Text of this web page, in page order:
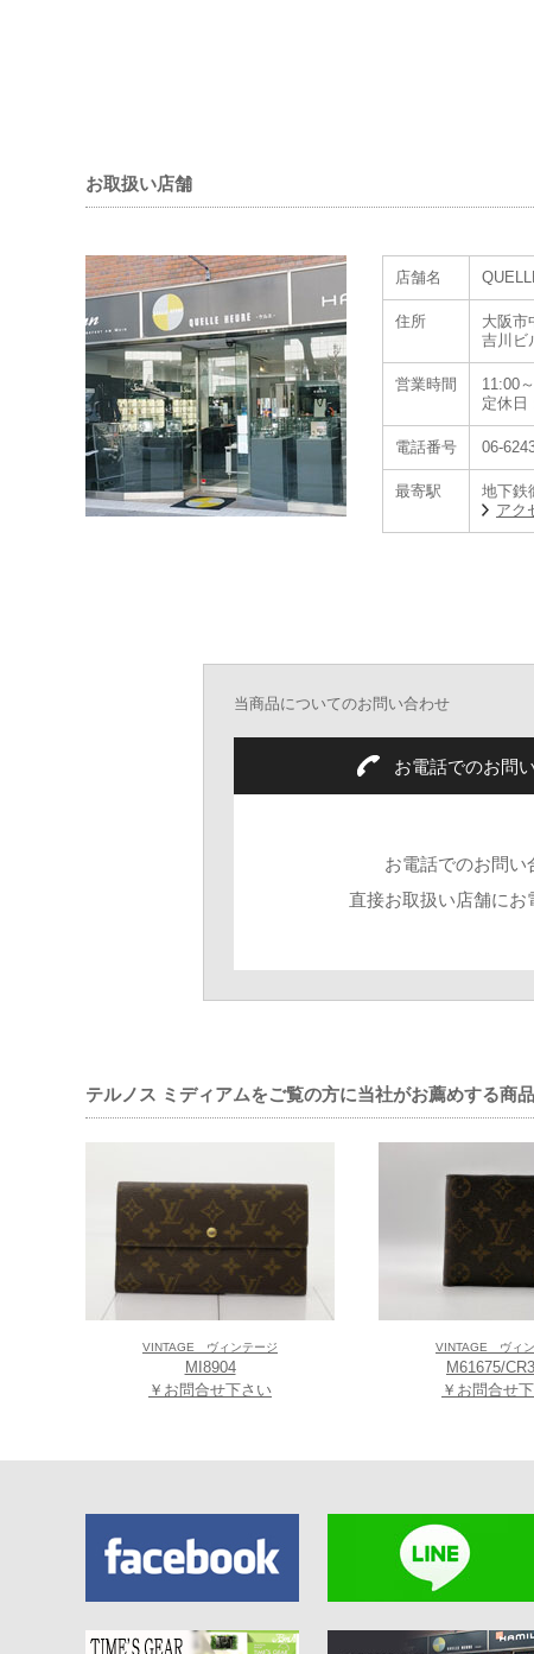
株式会社光陽が運
在庫・販売価格は
【取扱い店舗】
「Koyo (コーヨー
お問合せ： 06-
≪History≫
ダボサ社の歴史
お取扱い店舗
店舗名
住所
大阪市
吉川ビ
営業時間
11:00
定休日
電話番号 06-
最寄駅
地下鉄
アク
当商品についてのお問い合わせ
お電話でのお問
お電話でのお問い
直接お取扱い店舗にお
テルノス ミディアムをご覧の方に当社がお薦めする商品
VINTAGE ヴィンテージ
MI8904
￥お問合せ下さい
VINTAGE ヴィ
M61675/
￥お問合せ